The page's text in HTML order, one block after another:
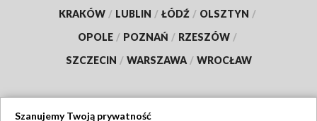
KRAKÓW / LUBLIN / ŁÓDŹ / OLSZTYN /
OPOLE / POZNAŃ / RZESZÓW /
SZCZECIN / WARSZAWA / WROCŁAW
Szanujemy Twoją prywatność